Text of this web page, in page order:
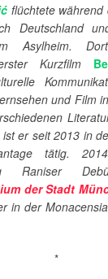
flüchtete während
Deutschland
Asylheim.
Kurzfilm
und Film
er seit 2013 in
tätig.
Raniser
der Stadt
in der
*